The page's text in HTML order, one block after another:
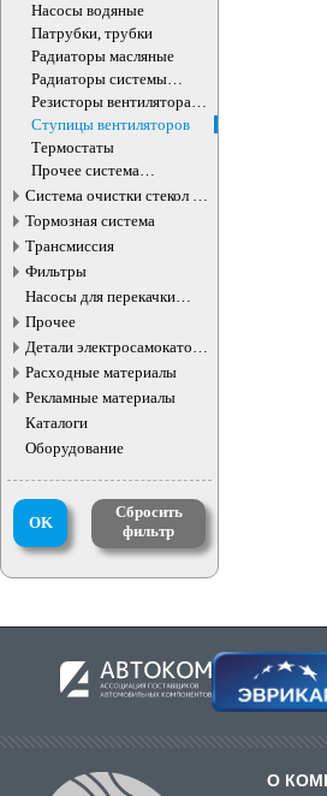
Насосы водяные
Патрубки, трубки
Радиаторы масляные
Радиаторы системы
охлаждения
Резисторы вентилятора
охлаждения
Ступицы вентиляторов
Термостаты
Прочее система
охлаждения
Система очистки стекол и
фар
Тормозная система
Трансмиссия
Фильтры
Насосы для перекачки
жидкостей
Прочее
Детали электросамокатов и
электротранспорта
Расходные материалы
Рекламные материалы
Каталоги
Оборудование
OK
Сбросить
фильтр
О